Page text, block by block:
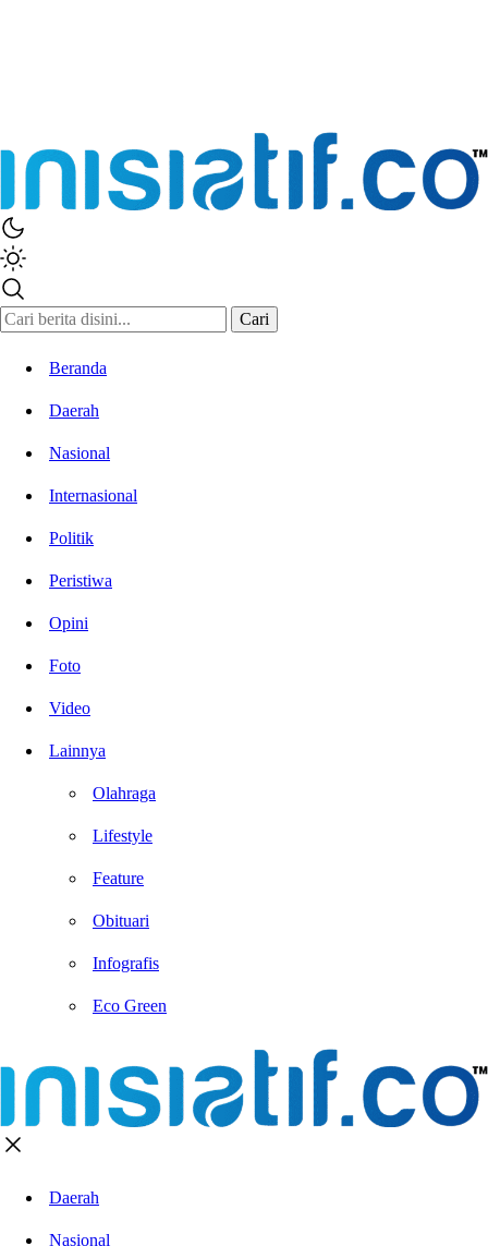
Cari
Beranda
Daerah
Nasional
Internasional
Politik
Peristiwa
Opini
Foto
Video
Lainnya
Olahraga
Lifestyle
Feature
Obituari
Infografis
Eco Green
Daerah
Nasional